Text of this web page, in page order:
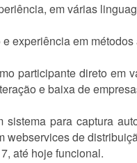
em várias
experiência em
participante direto em
e baixa de
sistema para captura
webservices de
até hoje funcional.